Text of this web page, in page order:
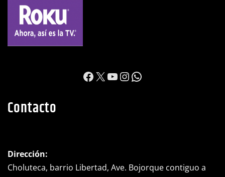
https://
X YouTube
Instagram
WhatsApp
Contacto
Dirección:
Choluteca, barrio Libertad, Ave. Bojorque contiguo a